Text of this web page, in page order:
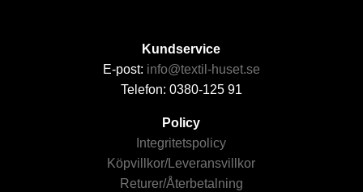
Kundservice
E-post: info@textil-huset.se
Telefon: 0380-125 91
Policy
Integritetspolicy
Köpvillkor/Leveransvillkor
Returer/Återbetalning